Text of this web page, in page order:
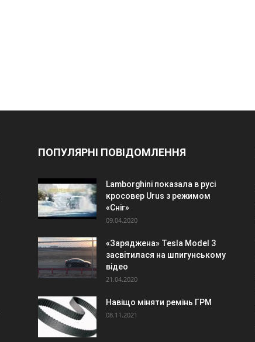
ПОПУЛЯРНІ ПОВІДОМЛЕННЯ
Lamborghini показала в русі
кросовер Urus з режимом
«Сніг»
09.04.2020
«Заряджена» Tesla Model 3
засвітилася на шпигунському
відео
21.04.2020
Навіщо міняти ремінь ГРМ
08.11.2021